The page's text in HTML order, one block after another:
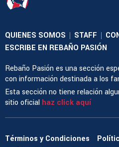
QUIENES SOMOS | STAFF |
ESCRIBE EN REBAÑO PASIÓN
Rebaño Pasión es una sección
con información destinada a los
Esta sección no tiene relación
sitio oficial haz click aquí
Términos y Condiciones